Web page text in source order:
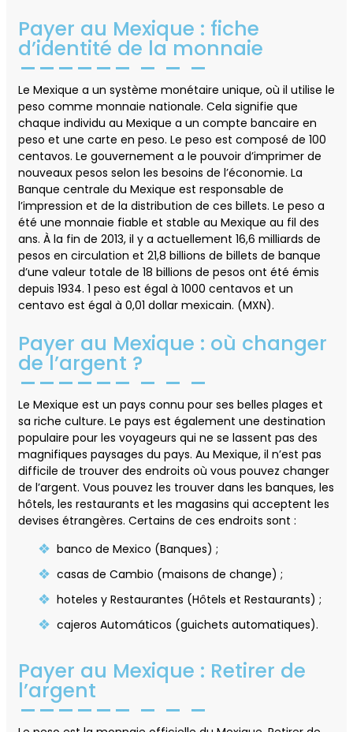
Payer au Mexique : fiche
d’identité de la monnaie
Le Mexique a un système monétaire unique, où il utilise le
peso comme monnaie nationale. Cela signifie que
chaque individu au Mexique a un compte bancaire en
peso et une carte en peso. Le peso est composé de 100
centavos. Le gouvernement a le pouvoir d’imprimer de
nouveaux pesos selon les besoins de l’économie. La
Banque centrale du Mexique est responsable de
l’impression et de la distribution de ces billets. Le peso a
été une monnaie fiable et stable au Mexique au fil des
ans. À la fin de 2013, il y a actuellement 16,6 milliards de
pesos en circulation et 21,8 billions de billets de banque
d’une valeur totale de 18 billions de pesos ont été émis
depuis 1934. 1 peso est égal à 1000 centavos et un
centavo est égal à 0,01 dollar mexicain. (MXN).
Payer au Mexique : où changer
de l’argent ?
Le Mexique est un pays connu pour ses belles plages et
sa riche culture. Le pays est également une destination
populaire pour les voyageurs qui ne se lassent pas des
magnifiques paysages du pays. Au Mexique, il n’est pas
difficile de trouver des endroits où vous pouvez changer
de l’argent. Vous pouvez les trouver dans les banques, les
hôtels, les restaurants et les magasins qui acceptent les
devises étrangères. Certains de ces endroits sont :
banco de Mexico (Banques) ;
casas de Cambio (maisons de change) ;
hoteles y Restaurantes (Hôtels et Restaurants) ;
cajeros Automáticos (guichets automatiques).
Payer au Mexique : Retirer de
l’argent